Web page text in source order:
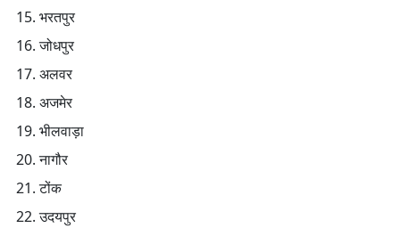
भरतपुर
जोधपुर
अलवर
अजमेर
भीलवाड़ा
नागौर
टोंक
उदयपुर